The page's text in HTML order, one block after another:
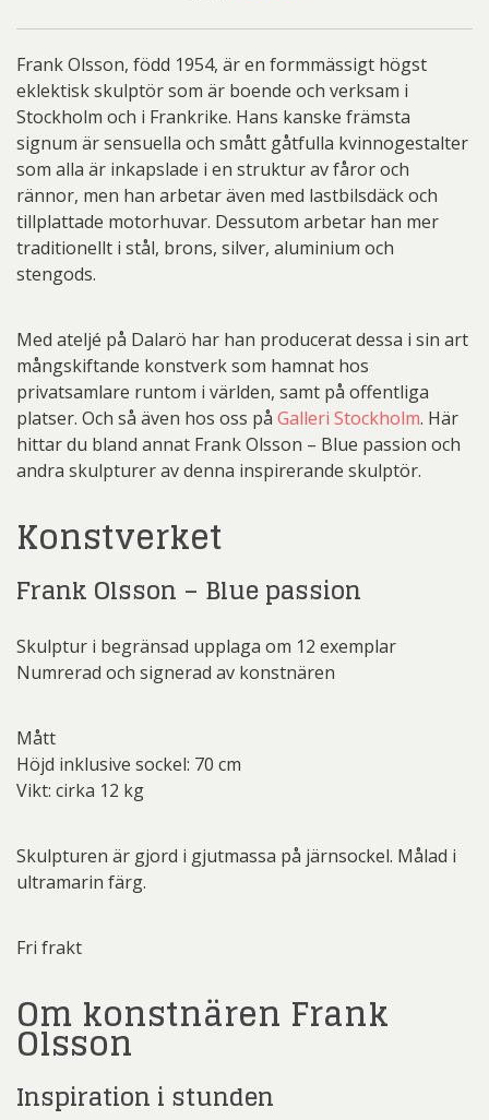
Frank Olsson, född 1954, är en formmässigt högst
eklektisk skulptör som är boende och verksam i
Stockholm och i Frankrike. Hans kanske främsta
signum är sensuella och smått gåtfulla kvinnogestalter
som alla är inkapslade i en struktur av fåror och
rännor, men han arbetar även med lastbilsdäck och
tillplattade motorhuvar. Dessutom arbetar han mer
traditionellt i stål, brons, silver, aluminium och
stengods.
Med ateljé på Dalarö har han producerat dessa i sin art
mångskiftande konstverk som hamnat hos
privatsamlare runtom i världen, samt på offentliga
platser. Och så även hos oss på Galleri Stockholm. Här
hittar du bland annat Frank Olsson – Blue passion och
andra skulpturer av denna inspirerande skulptör.
Konstverket
Frank Olsson – Blue passion
Skulptur i begränsad upplaga om 12 exemplar
Numrerad och signerad av konstnären
Mått
Höjd inklusive sockel: 70 cm
Vikt: cirka 12 kg
Skulpturen är gjord i gjutmassa på järnsockel. Målad i
ultramarin färg.
Fri frakt
Om konstnären Frank
Olsson
Inspiration i stunden